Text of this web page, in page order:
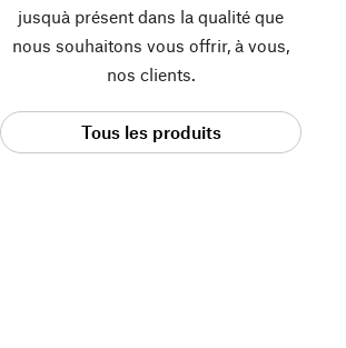
jusquà présent dans la qualité que
nous souhaitons vous offrir, à vous,
nos clients.
Tous les produits